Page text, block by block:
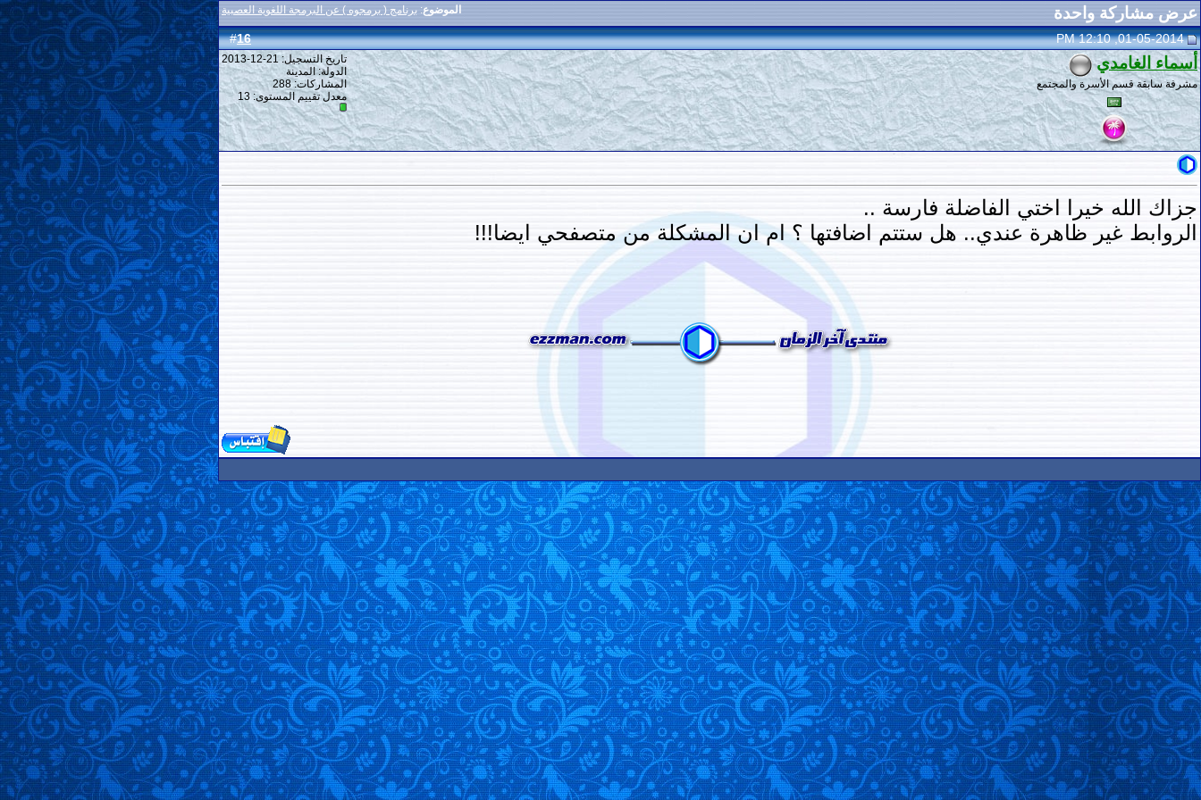
الموضوع: برنامج ( برمجوه ) عن البرمجة اللغوية العصبية عرض مشاركة واحدة
#
16 01-05-2014, 12:10 PM
أسماء الغامدي
مشرفة سابقة قسم الأسرة والمجتمع
تاريخ التسجيل: 21-12-2013
الدولة: المدينة
المشاركات: 288
معدل تقييم المستوى: 13
جزاك الله خيرا اختي الفاضلة فارسة ..
الروابط غير ظاهرة عندي.. هل ستتم اضافتها ؟ ام ان المشكلة من متصفحي ايضا!!!